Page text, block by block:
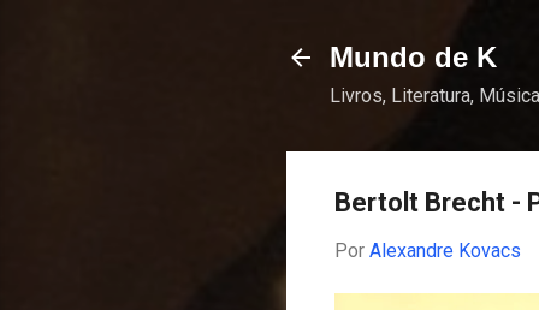
Mundo de K
Livros, Literatura,
Bertolt Brecht -
Por Alexandre Kovacs